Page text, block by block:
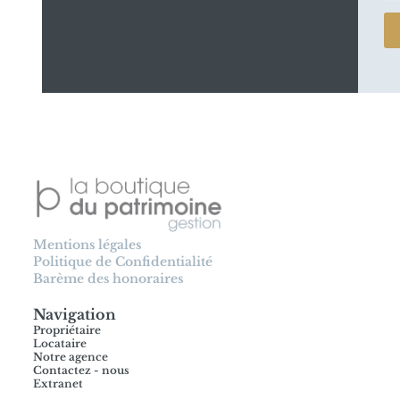
Mentions légales
Politique de Confidentialité
Barème des honoraires
Navigation
Propriétaire
Locataire
Notre agence
Contactez - nous
Extranet